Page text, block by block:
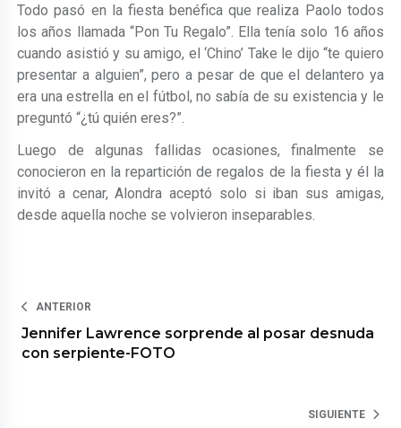
Todo pasó en la fiesta benéfica que realiza Paolo todos
los años llamada “Pon Tu Regalo”. Ella tenía solo 16 años
cuando asistió y su amigo, el ‘Chino’ Take le dijo “te quiero
presentar a alguien”, pero a pesar de que el delantero ya
era una estrella en el fútbol, no sabía de su existencia y le
preguntó “¿tú quién eres?”.
Luego de algunas fallidas ocasiones, finalmente se
conocieron en la repartición de regalos de la fiesta y él la
invitó a cenar, Alondra aceptó solo si iban sus amigas,
desde aquella noche se volvieron inseparables.
ANTERIOR
Jennifer Lawrence sorprende al posar desnuda
con serpiente-FOTO
SIGUIENTE